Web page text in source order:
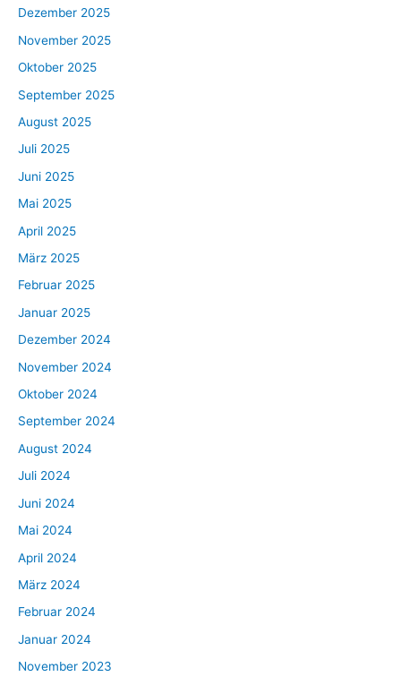
Dezember 2025
November 2025
Oktober 2025
September 2025
August 2025
Juli 2025
Juni 2025
Mai 2025
April 2025
März 2025
Februar 2025
Januar 2025
Dezember 2024
November 2024
Oktober 2024
September 2024
August 2024
Juli 2024
Juni 2024
Mai 2024
April 2024
März 2024
Februar 2024
Januar 2024
November 2023